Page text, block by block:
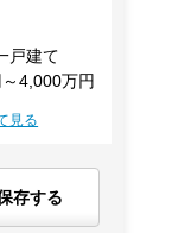
戸建て
4,000万円
見る
存する